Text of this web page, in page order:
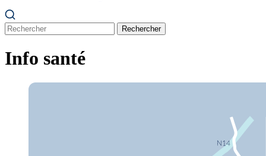
Rechercher
Info santé